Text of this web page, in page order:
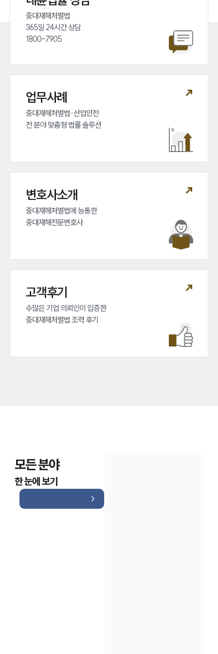
중대재해처벌법
365일 24시간 상담
1800-7905
업무사례
중대재해처벌법·산업안전
전 분야 맞춤형 법률 솔루션
변호사소개
중대재해처벌법에 능통한
중대재해전문변호사
고객후기
수많은 기업 의뢰인이 입증한
중대재해처벌법 조력 후기
모든 분야
한 눈에 보기